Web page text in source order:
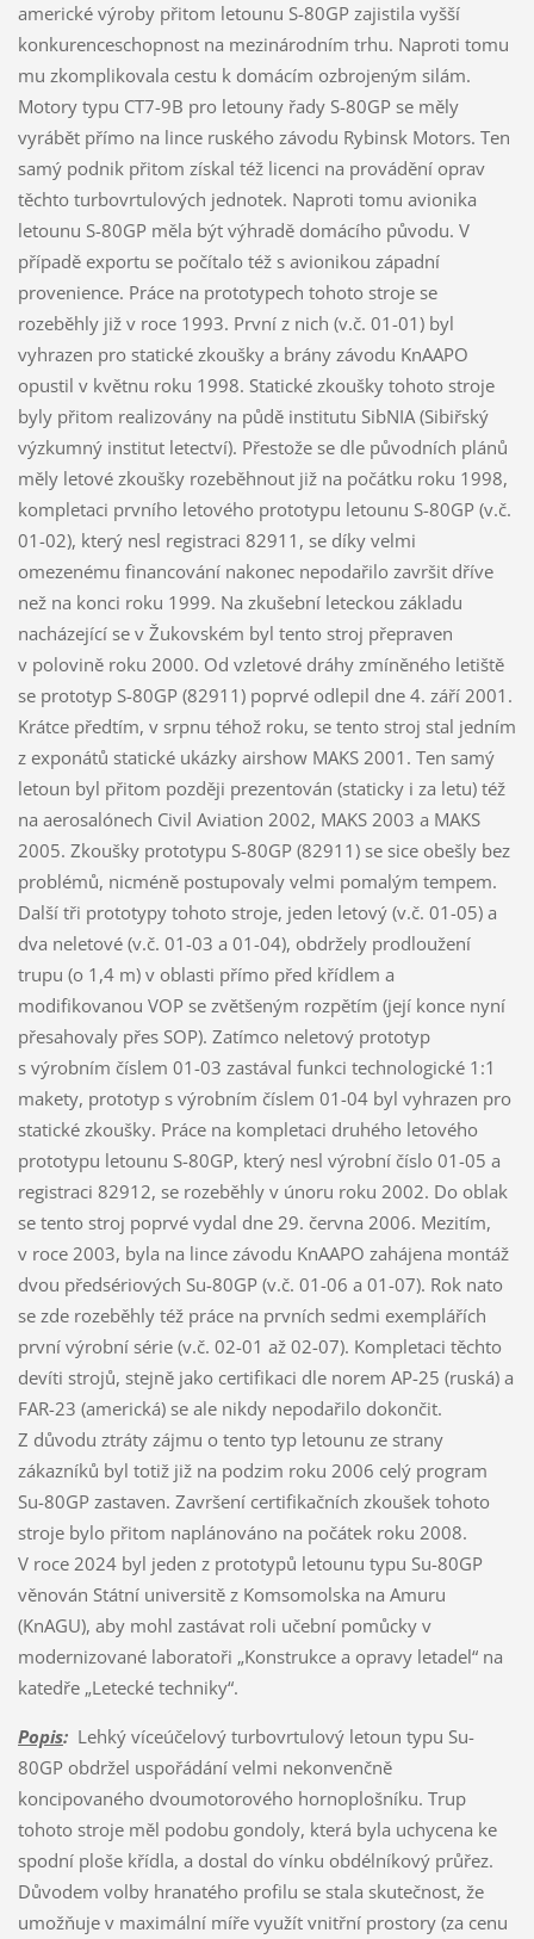
americké výroby přitom letounu S-80GP zajistila vyšší
konkurenceschopnost na mezinárodním trhu. Naproti tomu
mu zkomplikovala cestu k domácím ozbrojeným silám.
Motory typu CT7-9B pro letouny řady S-80GP se měly
vyrábět přímo na lince ruského závodu Rybinsk Motors. Ten
samý podnik přitom získal též licenci na provádění oprav
těchto turbovrtulových jednotek. Naproti tomu avionika
letounu S-80GP měla být výhradě domácího původu. V
případě exportu se počítalo též s avionikou západní
provenience. Práce na prototypech tohoto stroje se
rozeběhly již v roce 1993. První z nich (v.č. 01-01) byl
vyhrazen pro statické zkoušky a brány závodu KnAAPO
opustil v květnu roku 1998. Statické zkoušky tohoto stroje
byly přitom realizovány na půdě institutu SibNIA (Sibiřský
výzkumný institut letectví). Přestože se dle původních plánů
měly letové zkoušky rozeběhnout již na počátku roku 1998,
kompletaci prvního letového prototypu letounu S-80GP (v.č.
01-02), který nesl registraci 82911, se díky velmi
omezenému financování nakonec nepodařilo završit dříve
než na konci roku 1999. Na zkušební leteckou základu
nacházející se v Žukovském byl tento stroj přepraven
v polovině roku 2000. Od vzletové dráhy zmíněného letiště
se prototyp S-80GP (82911) poprvé odlepil dne 4. září 2001.
Krátce předtím, v srpnu téhož roku, se tento stroj stal jedním
z exponátů statické ukázky airshow MAKS 2001. Ten samý
letoun byl přitom později prezentován (staticky i za letu) též
na aerosalónech Civil Aviation 2002, MAKS 2003 a MAKS
2005. Zkoušky prototypu S-80GP (82911) se sice obešly bez
problémů, nicméně postupovaly velmi pomalým tempem.
Další tři prototypy tohoto stroje, jeden letový (v.č. 01-05) a
dva neletové (v.č. 01-03 a 01-04), obdržely prodloužení
trupu (o 1,4 m) v oblasti přímo před křídlem a
modifikovanou VOP se zvětšeným rozpětím (její konce nyní
přesahovaly přes SOP). Zatímco neletový prototyp
s výrobním číslem 01-03 zastával funkci technologické 1:1
makety, prototyp s výrobním číslem 01-04 byl vyhrazen pro
statické zkoušky. Práce na kompletaci druhého letového
prototypu letounu S-80GP, který nesl výrobní číslo 01-05 a
registraci 82912, se rozeběhly v únoru roku 2002. Do oblak
se tento stroj poprvé vydal dne 29. června 2006. Mezitím,
v roce 2003, byla na lince závodu KnAAPO zahájena montáž
dvou předsériových Su-80GP (v.č. 01-06 a 01-07). Rok nato
se zde rozeběhly též práce na prvních sedmi exemplářích
první výrobní série (v.č. 02-01 až 02-07). Kompletaci těchto
devíti strojů, stejně jako certifikaci dle norem AP-25 (ruská) a
FAR-23 (americká) se ale nikdy nepodařilo dokončit.
Z důvodu ztráty zájmu o tento typ letounu ze strany
zákazníků byl totiž již na podzim roku 2006 celý program
Su-80GP zastaven. Završení certifikačních zkoušek tohoto
stroje bylo přitom naplánováno na počátek roku 2008.
V roce 2024 byl jeden z prototypů letounu typu Su-80GP
věnován Státní universitě z Komsomolska na Amuru
(KnAGU), aby mohl zastávat roli učební pomůcky v
modernizované laboratoři „Konstrukce a opravy letadel“ na
katedře „Letecké techniky“.
Popis:Lehký víceúčelový turbovrtulový letoun typu Su-
80GP obdržel uspořádání velmi nekonvenčně
koncipovaného dvoumotorového hornoplošníku. Trup
tohoto stroje měl podobu gondoly, která byla uchycena ke
spodní ploše křídla, a dostal do vínku obdélníkový průřez.
Důvodem volby hranatého profilu se stala skutečnost, že
umožňuje v maximální míře využít vnitřní prostory (za cenu